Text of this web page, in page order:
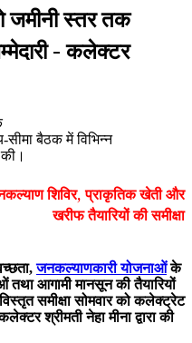
जमीनी स्तर तक
- कलेक्टर
बैठक में विभिन्न
शिविर, प्राकृतिक खेती और
खरीफ तैयारियों की समीक्षा
जनकल्याणकारी योजनाओंके
तथा आगामी मानसून की तैयारियों
समीक्षा सोमवार को कलेक्ट्रेट
श्रीमती नेहा मीना द्वारा की